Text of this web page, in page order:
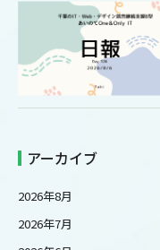
アーカイブ
2026年8月
2026年7月